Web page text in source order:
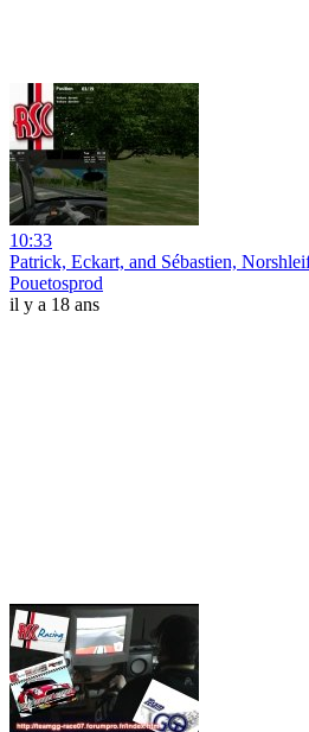
10:33
Patrick, Eckart, and Sébastien,
Pouetosprod
il y a 18 ans